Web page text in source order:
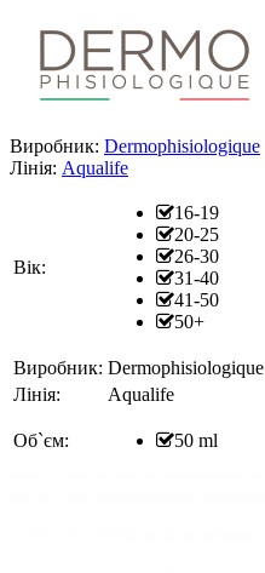
Виробник: Dermophisiologique
Лінія: Aqualife
Вік:
16-19
20-25
26-30
31-40
41-50
50+
Виробник: Dermophisiologique
Лінія:
Aqualife
Об`єм: 50 ml